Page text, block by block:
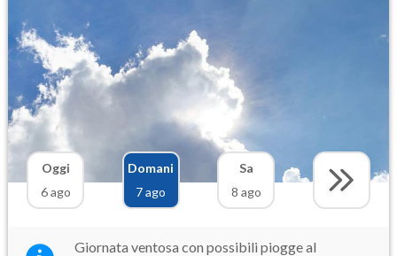
Oggi
6 ago
Domani
7 ago
Sa
8 ago
Giornata ventosa con possibili piogge al